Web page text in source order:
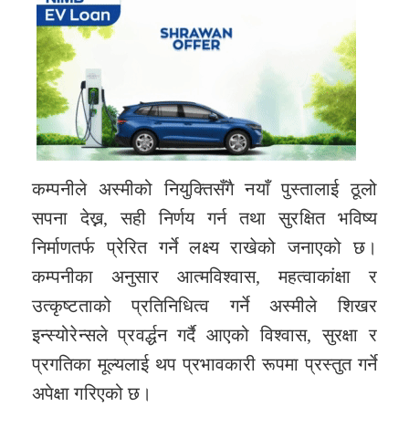
कम्पनीले अस्मीको नियुक्तिसँगै नयाँ पुस्तालाई ठूलो
सपना देख्न, सही निर्णय गर्न तथा सुरक्षित भविष्य
निर्माणतर्फ प्रेरित गर्ने लक्ष्य राखेको जनाएको छ।
कम्पनीका अनुसार आत्मविश्वास, महत्वाकांक्षा र
उत्कृष्टताको प्रतिनिधित्व गर्ने अस्मीले शिखर
इन्स्योरेन्सले प्रवर्द्धन गर्दै आएको विश्वास, सुरक्षा र
प्रगतिका मूल्यलाई थप प्रभावकारी रूपमा प्रस्तुत गर्ने
अपेक्षा गरिएको छ।